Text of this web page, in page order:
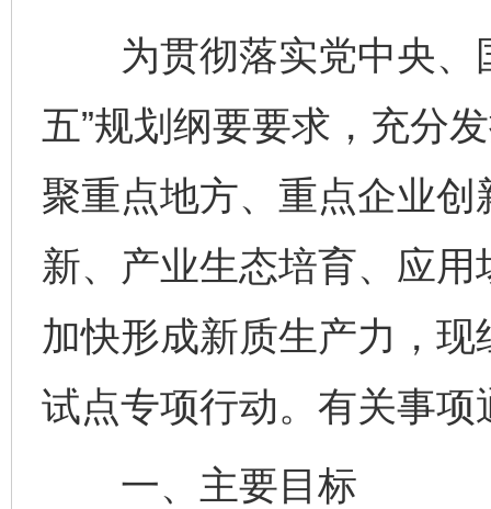
为贯彻落实党中央、
五”规划纲要要求，充分
聚重点地方、重点企业
新、产业生态培育、应
加快形成新质生产力，
试点专项行动。有关事项
一、主要目标